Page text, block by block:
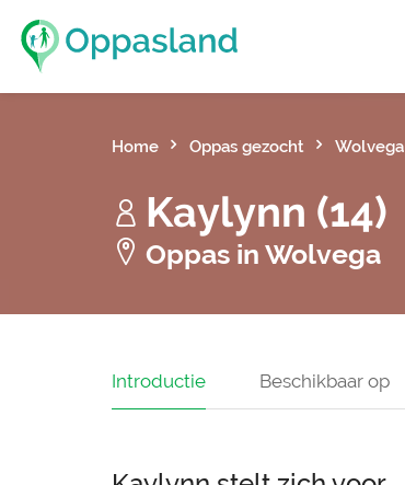
Home Oppas gezocht Wolvega
Kaylynn (14)
Oppas in Wolvega
Introductie Beschikbaar op